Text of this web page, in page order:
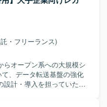
を実施していただきま
・構築および関連業務を
客向けの方式説明書や各
きます。 【求める
の技術に対して主体的に
でいただける方を求めて
ケーションを取りなが
どの業務も丁寧に対応して
ェクトに携わることで、
・フリーランス)
らオープン系への大規模シ
、データ転送基盤の強化
計・導入を担っていただ